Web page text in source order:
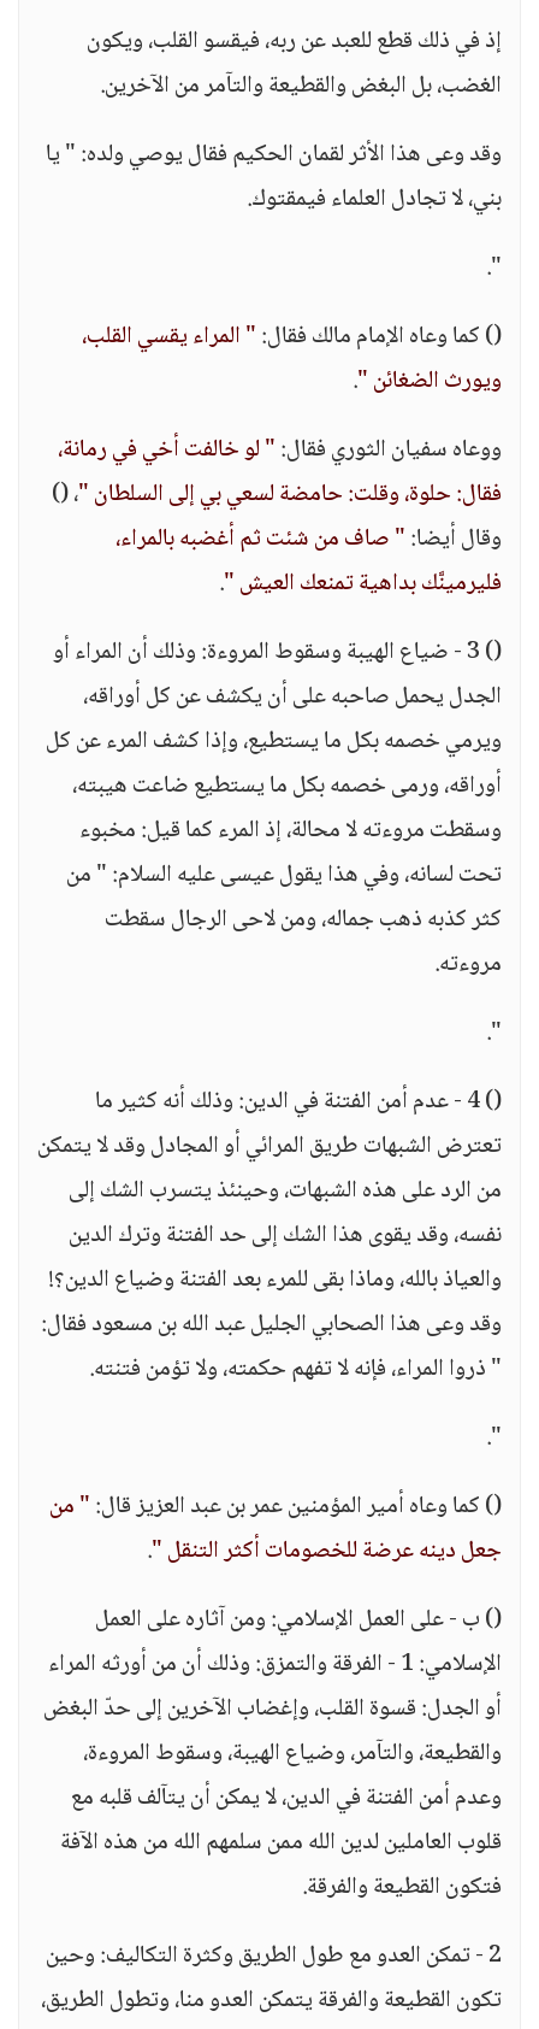
إذ في ذلك قطع للعبد عن ربه، فيقسو القلب، ويكون
الغضب، بل البغض والقطيعة والتآمر من الآخرين.
وقد وعى هذا الأثر لقمان الحكيم فقال يوصي ولده: " يا
بني، لا تجادل العلماء فيمقتوك.
".
() كما وعاه الإمام مالك فقال:" المراء يقسي القلب،
ويورث الضغائن ".
ووعاه سفيان الثوري فقال:" لو خالفت أخي في رمانة،
فقال: حلوة، وقلت: حامضة لسعي بي إلى السلطان "، ()
وقال أيضا:" صاف من شئت ثم أغضبه بالمراء،
فليرمينَّك بداهية تمنعك العيش ".
() 3 - ضياع الهيبة وسقوط المروءة: وذلك أن المراء أو
الجدل يحمل صاحبه على أن يكشف عن كل أوراقه،
ويرمي خصمه بكل ما يستطيع، وإذا كشف المرء عن كل
أوراقه، ورمى خصمه بكل ما يستطيع ضاعت هيبته،
وسقطت مروءته لا محالة، إذ المرء كما قيل: مخبوء
تحت لسانه، وفي هذا يقول عيسى عليه السلام: " من
كثر كذبه ذهب جماله، ومن لاحى الرجال سقطت
مروءته.
".
() 4 - عدم أمن الفتنة في الدين: وذلك أنه كثير ما
تعترض الشبهات طريق المرائي أو المجادل وقد لا يتمكن
من الرد على هذه الشبهات، وحينئذ يتسرب الشك إلى
نفسه، وقد يقوى هذا الشك إلى حد الفتنة وترك الدين
والعياذ بالله، وماذا بقى للمرء بعد الفتنة وضياع الدين؟!
وقد وعى هذا الصحابي الجليل عبد الله بن مسعود فقال:
" ذروا المراء، فإنه لا تفهم حكمته، ولا تؤمن فتنته.
".
() كما وعاه أمير المؤمنين عمر بن عبد العزيز قال:" من
جعل دينه عرضة للخصومات أكثر التنقل ".
() ب - على العمل الإسلامي: ومن آثاره على العمل
الإسلامي: 1 - الفرقة والتمزق: وذلك أن من أورثه المراء
أو الجدل: قسوة القلب، وإغضاب الآخرين إلى حدّ البغض
والقطيعة، والتآمر، وضياع الهيبة، وسقوط المروءة،
وعدم أمن الفتنة في الدين، لا يمكن أن يتآلف قلبه مع
قلوب العاملين لدين الله ممن سلمهم الله من هذه الآفة
فتكون القطيعة والفرقة.
2 - تمكن العدو مع طول الطريق وكثرة التكاليف: وحين
تكون القطيعة والفرقة يتمكن العدو منا، وتطول الطريق،